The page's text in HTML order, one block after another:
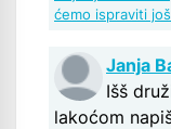
ćemo ispraviti
Janja
Išš
lakoćom